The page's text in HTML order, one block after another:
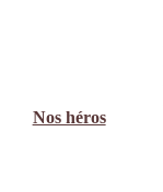
Nos héros